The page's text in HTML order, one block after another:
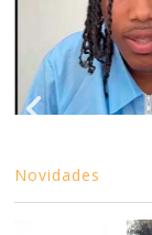
Novidades